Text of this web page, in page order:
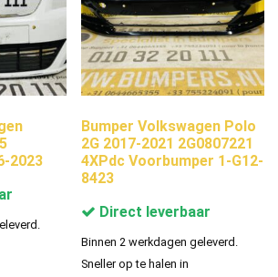
2023
Bumper Volkswagen Polo
2G 2017-2021 2G0807221
4XPdc Voorbumper 1-G12-
8423
Direct leverbaar
Binnen 2 werkdagen geleverd.
Sneller op te halen in